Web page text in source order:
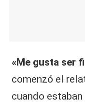
«Me gusta ser
comenzó el
cuando